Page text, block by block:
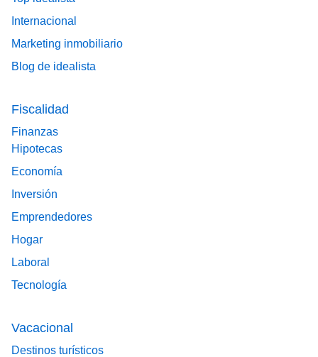
Internacional
Marketing inmobiliario
Blog de idealista
Fiscalidad
Finanzas
Hipotecas
Economía
Inversión
Emprendedores
Hogar
Laboral
Tecnología
Vacacional
Destinos turísticos